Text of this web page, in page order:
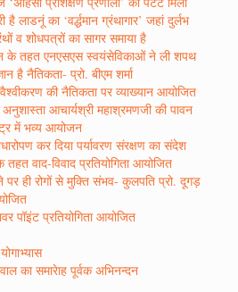
लाडनूं का ‘वर्द्धमान ग्रंथागार’ जहां दुर्लभ
व शोधपत्रों का सागर समाया है
के तहत एनएसएस स्वयंसेविकाओं ने ली शपथ
है नैतिकता- प्रो. बीएम शर्मा
की नैतिकता पर व्याख्यान आयोजित
आचार्यश्री महाश्रमणजी की पावन
में भव्य आयोजन
कर दिया पर्यावरण संरक्षण का संदेश
वाद-विवाद प्रतियोगिता आयोजित
ही रोगों से मुक्ति संभव- कुलपति प्रो. दूगड़
पॉइंट प्रतियोगिता आयोजित
का समारेाह पूर्वक अभिनन्दन